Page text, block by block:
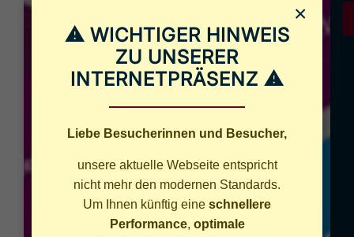
×
⚠ WICHTIGER HINWEIS
ZU UNSERER
INTERNETPRÄSENZ ⚠
Liebe Besucherinnen und Besucher,
unsere aktuelle Webseite entspricht
nicht mehr den modernen Standards.
Um Ihnen künftig eine schnellere
Performance, optimale